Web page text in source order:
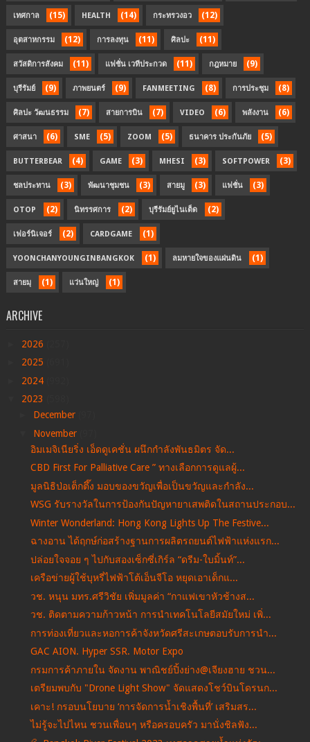
เทศกาล (15) HEALTH (14) กระทรวงอว (12)
อุตสาหกรรม (12) การลงทุน (11) ศิลปะ (11)
สวัสดิการสังคม (11) แฟชั่น เวทีประกวด (11) กฎหมาย (9)
บุรีรัมย์ (9) ภาพยนตร์ (9) FANMEETING (8) การประชุม (8)
ศิลปะ วัฒนธรรม (7) สายการบิน (7) VIDEO (6) พลังงาน (6)
ศาสนา (6) SME (5) ZOOM (5) ธนาคาร ประกันภัย (5)
BUTTERBEAR (4) GAME (3) MHESI (3) SOFTPOWER (3)
ชลประทาน (3) พัฒนาชุมชน (3) สายมู (3) แฟชั่น (3)
OTOP (2) นิทรรศการ (2) บุรีรัมย์ยูไนเต็ด (2)
เฟอร์นิเจอร์ (2) CARDGAME (1)
YOONCHANYOUNGINBANGKOK (1) ลมหายใจของแผ่นดิน (1)
สายมุ (1) แว่นใหญ่ (1)
ARCHIVE
2026
2025
2024
2023
December
November
อิมเมจิเนียริ่ง เอ็ดดูเคชั่น ผนึกกำลังพันธมิตร จัด...
CBD First For Palliative Care ” ทางเลือกการดูแลผู้...
มูลนิธิป่อเต็กตึ๊ง มอบของขวัญเพื่อเป็นขวัญและกำลัง...
WSG รับรางวัลในการป้องกันปัญหายาเสพติดในสถานประกอบ...
Winter Wonderland: Hong Kong Lights Up The Festive...
ฉางอาน ได้ฤกษ์ก่อสร้างฐานการผลิตรถยนต์ไฟฟ้าแห่งแรก...
ปล่อยใจจอย ๆ ไปกับสองเซ็กซี่เกิร์ล “ดรีม-ใบมิ้นท์”...
เครือข่ายผู้ใช้บุหรี่ไฟฟ้าโต้เอ็นจีโอ หยุดเอาเด็กแ...
วช. หนุน มทร.ศรีวิชัย เพิ่มมูลค่า “กาแฟเขาหัวช้างส...
วช. ติดตามความก้าวหน้า การนำเทคโนโลยีสมัยใหม่ เพิ่...
การท่องเที่ยวและหอการค้าจังหวัดศรีสะเกษตอบรับการนำ...
GAC AION. Hyper SSR. Motor Expo
กรมการค้าภายใน จัดงาน พาณิชย์ปิ้งย่าง@เจียงฮาย ชวน...
เตรียมพบกับ "Drone Light Show" จัดแสดงโชว์บินโดรนก...
เคาะ! กรอบนโยบาย ‘การจัดการน้ำเชิงพื้นที่’ เสริมสร...
ไม่รู้จะไปไหน ชวนเพื่อนๆ หรือครอบครัว มานั่งชิลฟัง...